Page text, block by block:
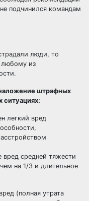
подчинился командам
люди, то
любому из
штрафных
легкий вред
вред средней тяжести
на 1/3 и длительное
(полная утрата